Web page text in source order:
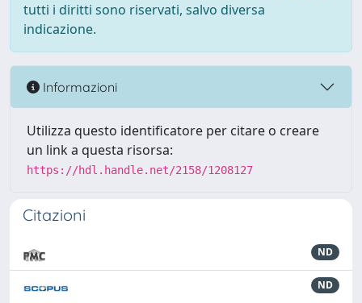
tutti i diritti sono riservati, salvo diversa
indicazione.
Informazioni
Utilizza questo identificatore per citare o creare
un link a questa risorsa:
https://hdl.handle.net/2158/1208127
Citazioni
ND
ND